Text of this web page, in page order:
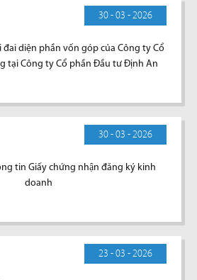
30 - 03 - 2026
đai diện phần vốn góp của Công ty Cổ
tại Công ty Cổ phần Đầu tư Định An
30 - 03 - 2026
tin Giấy chứng nhận đăng ký kinh
doanh
23 - 03 - 2026